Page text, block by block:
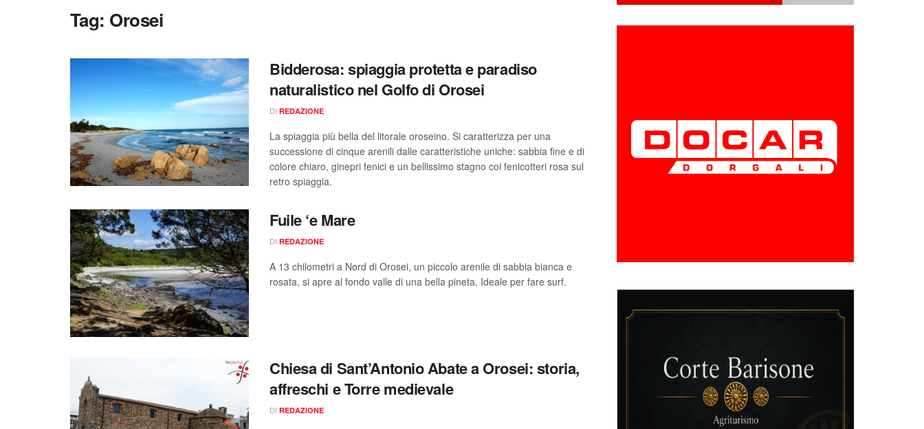
Tag: Orosei
Bidderosa: spiaggia protetta e paradiso
naturalistico nel Golfo di Orosei
DI REDAZIONE
La spiaggia più bella del litorale oroseino. Si caratterizza per una
successione di cinque arenili dalle caratteristiche uniche: sabbia fine e di
colore chiaro, ginepri fenici e un bellissimo stagno coi fenicotteri rosa sul
retro spiaggia.
Fuile ‘e Mare
DI REDAZIONE
A 13 chilometri a Nord di Orosei, un piccolo arenile di sabbia bianca e
rosata, si apre al fondo valle di una bella pineta. Ideale per fare surf.
Chiesa di Sant’Antonio Abate a Orosei: storia,
affreschi e Torre medievale
DI REDAZIONE